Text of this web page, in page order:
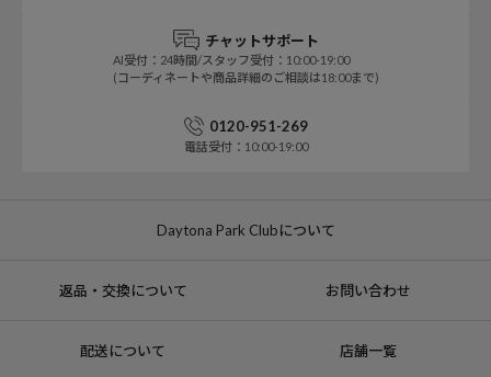
チャットサポート
AI受付：24時間/スタッフ受付：10:00-19:00
(コーディネートや商品詳細のご相談は18:00まで)
0120-951-269
電話受付：10:00-19:00
Daytona Park Clubについて
返品・交換について お問い合わせ
配送について 店舗一覧